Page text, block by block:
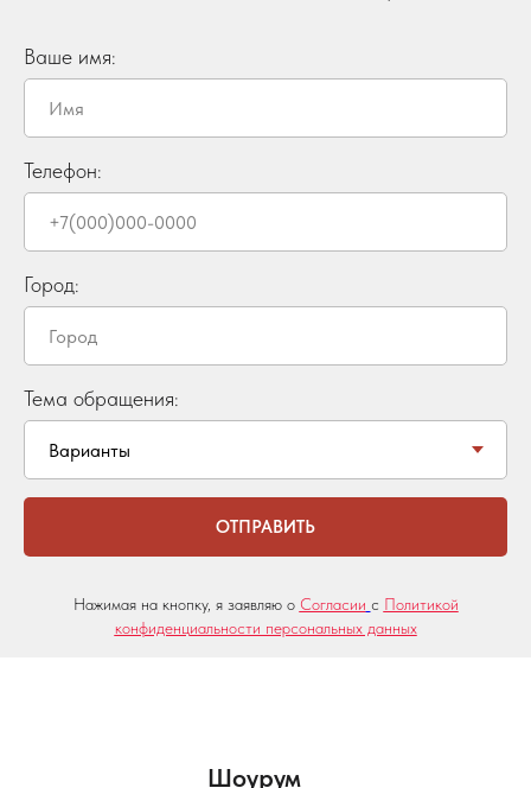
Ваше имя:
Телефон:
Город:
Тема обращения:
ОТПРАВИТЬ
Нажимая на кнопку, я заявляю о Согласии с Политикой
конфиденциальности персональных данных
Шоурум